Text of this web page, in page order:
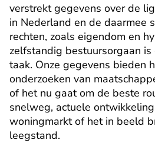
verstrekt gegevens over de
in Nederland en de daarmee
rechten, zoals eigendom en
zelfstandig bestuursorgaan
taak. Onze gegevens bieden
onderzoeken van
of het nu gaat om de beste
snelweg, actuele
woningmarkt of het in beeld
leegstand.